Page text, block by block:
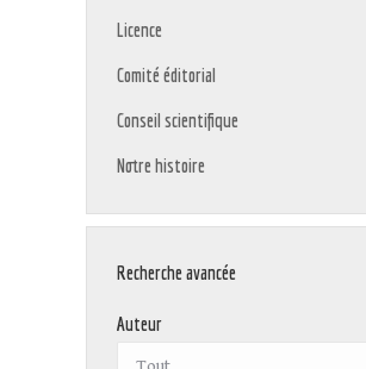
Licence
Comité éditorial
Conseil scientifique
Notre histoire
Recherche avancée
Auteur